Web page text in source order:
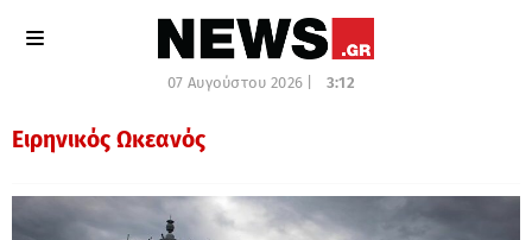
07 Αυγούστου 2026 | 3:12
Ειρηνικός Ωκεανός